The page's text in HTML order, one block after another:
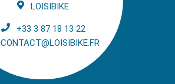
LOISIBIKE
+33 3 87 18 13 22
CONTACT@LOISIBIKE.FR